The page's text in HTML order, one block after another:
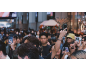
เทศไทยที่ร่วมเฉิดฉายใน
านส์ ครั้งที่ 79 (Cannes
ว่างวันที่ 12-23 พฤษภาคม
เหล่าคนดังจากทั่วโลกที่เข้า